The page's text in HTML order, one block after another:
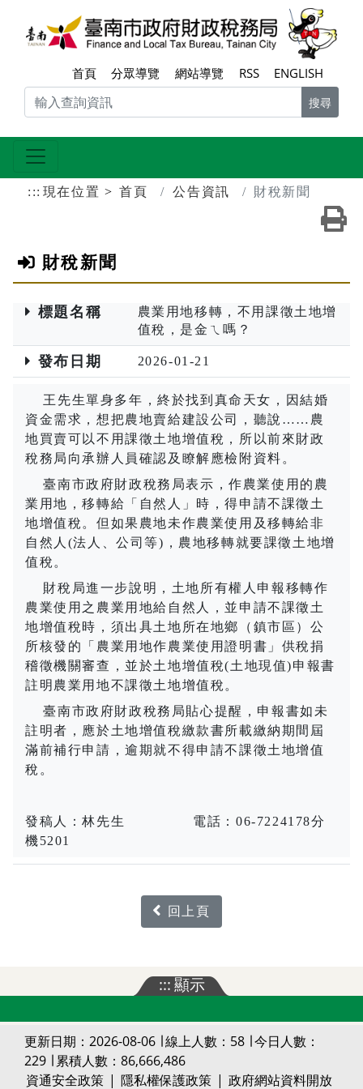
跳到主要內容區塊
首頁 分眾導覽 網站導覽 RSS ENGLISH
搜尋
::: 現在位置 首頁 公告資訊
財稅新聞
財稅新聞
標題名稱
農業用地移轉，不用課徵土地增
值稅，是金ㄟ嗎？
發布日期 2026-01-21
王先生單身多年，終於找到真命天女，因結婚
資金需求，想把農地賣給建設公司，聽說 …… 農
地買賣可以不用課徵土地增值稅，所以前來財政
稅務局向承辦人員確認及瞭解應檢附資料。
臺南市政府財政稅務局表示，作農業使用的農
業用地，移轉給「自然人」時，得申請不課徵土
地增值稅。但如果農地未作農業使用及移轉給非
自然人 (法人、公司等) ，農地移轉就要課徵土地增
值稅。
財稅局進一步說明，土地所有權人申報移轉作
農業使用之農業用地給自然人，並申請不課徵土
地增值稅時，須出具土地所在地鄉（鎮市區）公
所核發的「農業用地作農業使用證明書」供稅捐
稽徵機關審查，並於土地增值稅(土地現值)申報書
註明農業用地不課徵土地增值稅。
臺南市政府財政稅務局貼心提醒，申報書如未
註明者，應於土地增值稅繳款書所載繳納期間屆
滿前補行申請，逾期就不得申請不課徵土地增值
稅。
發稿人：林先生 電話：06-7224178分
機5201
回上頁
:::顯示
更新日期：2026-08-06 ∣ 線上人數：58 ∣ 今日人數：
229 ∣ 累積人數：86,666,486
資通安全政策 | 隱私權保護政策 | 政府網站資料開放